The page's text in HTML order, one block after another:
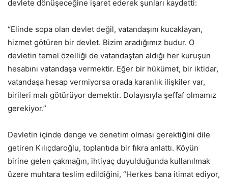
devlete dönüşeceğine işaret ederek şunları kaydetti:
“Elinde sopa olan devlet değil, vatandaşını kucaklayan,
hizmet götüren bir devlet. Bizim aradığımız budur. O
devletin temel özelliği de vatandaştan aldığı her kuruşun
hesabını vatandaşa vermektir. Eğer bir hükümet, bir iktidar,
vatandaşa hesap vermiyorsa orada karanlık ilişkiler var,
birileri malı götürüyor demektir. Dolayısıyla şeffaf olmamız
gerekiyor.”
Devletin içinde denge ve denetim olması gerektiğini dile
getiren Kılıçdaroğlu, toplantıda bir fıkra anlattı. Köyün
birine gelen çakmağın, ihtiyaç duyulduğunda kullanılmak
üzere muhtara teslim edildiğini, “Herkes bana itimat ediyor,